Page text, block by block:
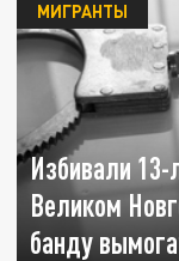
Избивали 13-
Великом
банду
МИГРАНТЫ